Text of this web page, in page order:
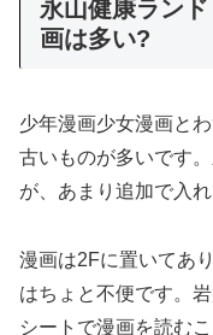
永山健康ラン
画は多い?
少年漫画少女漫画と
古いものが多いです
が、あまり追加で入
漫画は2Fに置いてあ
はちょと不便です。
シートで漫画を読むこ